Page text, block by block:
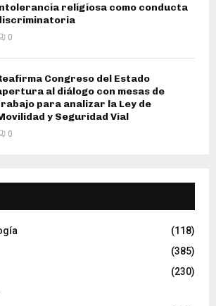
religiosa como conducta
0
Congreso del Estado
al diálogo con mesas de
para analizar la Ley de
y Seguridad Vial
0
(118)
(385)
(230)